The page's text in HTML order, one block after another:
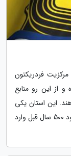
مرکزیت فردریکتون
از این رو منابع
این استان یکی
از اولین مناطقی به شمار می رود که اروپایی ها حدود 500 سال قبل وارد